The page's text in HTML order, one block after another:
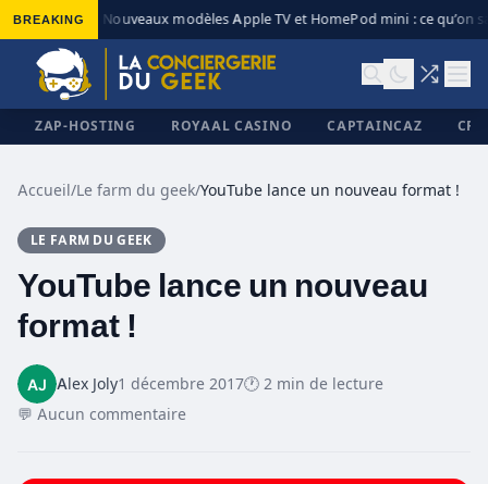
BREAKING◆ Nouveaux modèles Apple TV et HomePod mini : ce qu’on
ZAP-HOSTING ROYAAL CASINO CAPTAINCAZ
Accueil/Le farm du geek/YouTube lance un nouveau format !
LE FARM DU GEEK
YouTube lance un nouveau
format !
Alex Joly1 décembre 2017🕐 2 min de lecture
💬 Aucun commentaire